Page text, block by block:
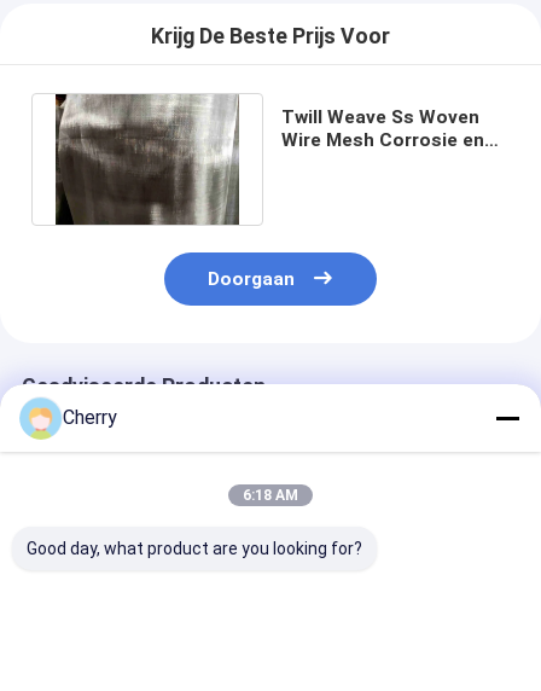
Krijg De Beste Prijs Voor
Twill Weave Ss Woven
Wire Mesh Corrosie en
Doorgaan
Geadviseerde Producten
Cherry
6:18 AM
Good day, what product are you looking for?